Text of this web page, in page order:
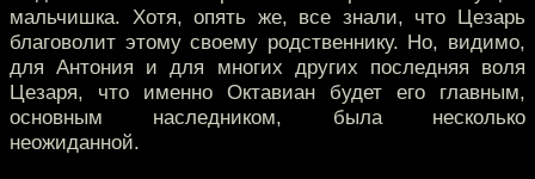
мальчишка. Хотя, опять же, все знали, что Цезарь
благоволит этому своему родственнику. Но, видимо,
для Антония и для многих других последняя воля
Цезаря, что именно Октавиан будет его главным,
основным наследником, была несколько
неожиданной.